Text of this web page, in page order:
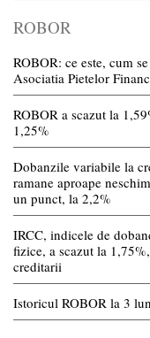
ROBOR
ROBOR: ce este, cum
Asociatia Pietelor
ROBOR a scazut la
1,25%
Dobanzile variabile la
ramane aproape
un punct, la 2,2%
IRCC, indicele de
fizice, a scazut la
creditarii
Istoricul ROBOR la 3